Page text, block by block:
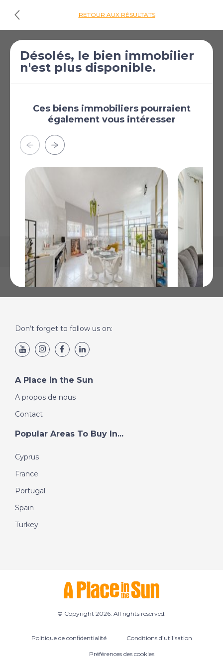
RETOUR AUX RÉSULTATS
Maison de 2
chambres à vendre
Canaries, Espagne
€360 000
AFFICHER SUR LA CARTE
La carte peut ne pas indiquer l'emplacement exact
Désolés, le bien immobilier
n'est plus disponible.
Ces biens immobiliers pourraient
également vous intéresser
Adeje, Tenerife
Plus de Détails
Don’t forget to follow us on:
A Place in the Sun
A propos de nous
Contact
Popular Areas To Buy In...
Cyprus
France
Portugal
Spain
Turkey
© Copyright 2026. All rights reserved.
Politique de confidentialité Conditions d’utilisation
Préférences des cookies